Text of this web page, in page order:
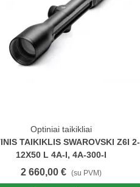
Optiniai taikikliai
TAIKIKLIS SWAROVSKI Z6I 2-
12X50 L 4A-I, 4A-300-I
2 660,00 € (su PVM)